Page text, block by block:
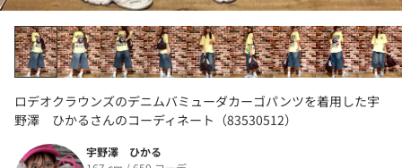
ロデオクラウンズのデニムバミューダカーゴパンツを着用した宇
野澤 ひかるさんのコーディネート（83530512）
宇野澤 ひかる